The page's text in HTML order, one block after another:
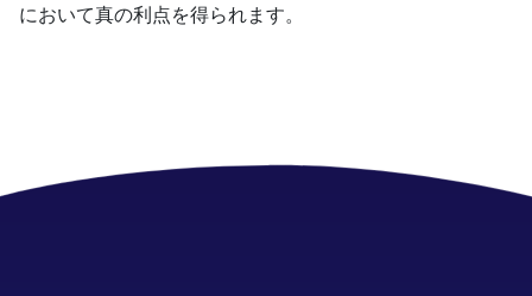
において真の利点を得られます。